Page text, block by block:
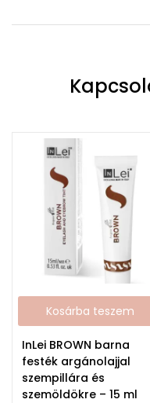
Kosárba teszem
InLei BROWN barna
festék argánolajjal
szempillára és
szemöldökre – 15 ml